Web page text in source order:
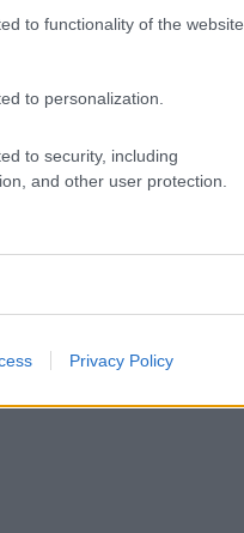
to functionality of the website
to personalization.
to security, including
and other user protection.
Privacy Policy
(X)